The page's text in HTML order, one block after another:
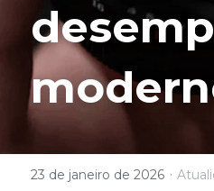
23 de janeiro de 2026 ·